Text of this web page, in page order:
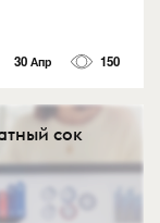
30 Апр 150
сок